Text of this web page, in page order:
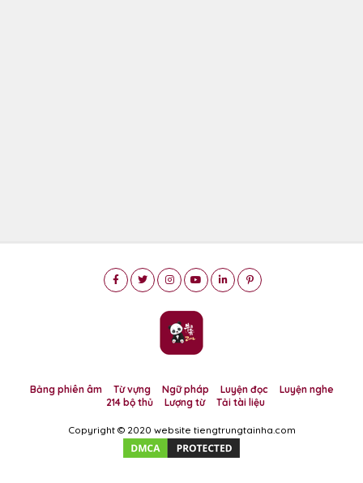
Bảng phiên âm Từ vựng Ngữ pháp Luyện đọc
Luyện nghe
214 bộ thủ
Lượng từ Tải tài liệu
Copyright © 2020 website tiengtrungtainha.com